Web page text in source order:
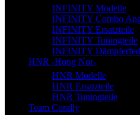
INFINITY Modelle
INFINITY Combo
INFINITY Ersatzteile
INFINITY Tuningteile
INFINITY
HNR -Hong Nor-
HNR Modelle
HNR Ersatzteile
HNR Tuningteile
Team Corally